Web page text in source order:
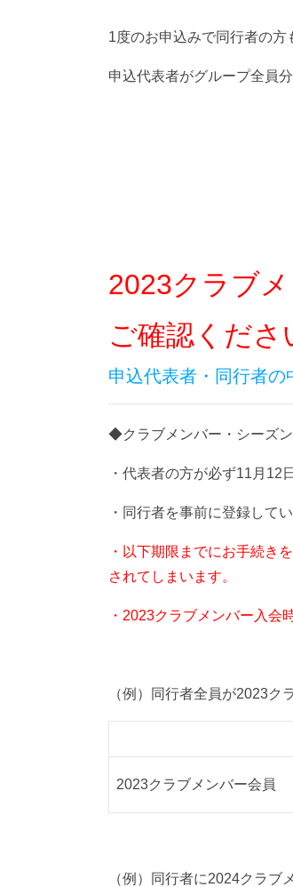
1度のお申込みで同行者の方
申込代表者がグループ全員
2023クラブ
ご確認くださ
申込代表者・同行者
◆クラブメンバー・シーズン
・代表者の方が必ず11月12
・同行者を事前に登録して
・以下期限までにお手続き
されてしまいます。
・2023クラブメンバー入会
（例）同行者全員が2023ク
2023クラブメンバー会員
（例）同行者に2024クラブ